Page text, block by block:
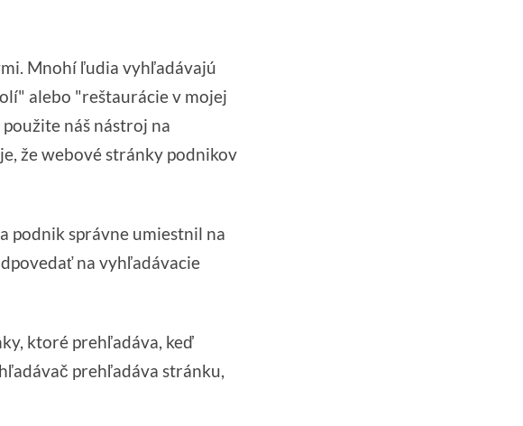
Mnohí ľudia vyhľadávajú
alebo "reštaurácie v mojej
náš nástroj na
že webové stránky podnikov
podnik správne umiestnil na
na vyhľadávacie
ktoré prehľadáva, keď
prehľadáva stránku,